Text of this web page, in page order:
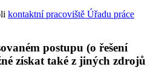
kontaktní pracoviště Úřadu práce
postupu (o řešení
získat také z jiných zdrojů